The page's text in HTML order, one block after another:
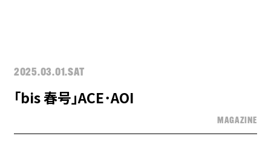
2025.03.01.SAT
｢bis 春号｣ACE･AOI
MAGAZINE